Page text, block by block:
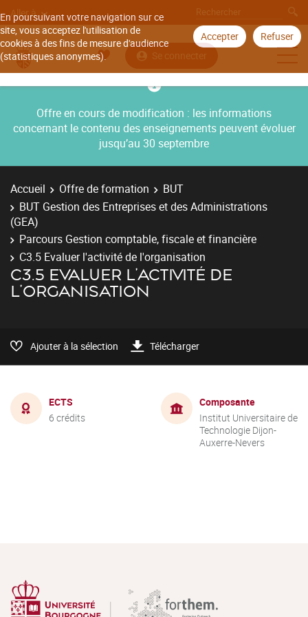
En poursuivant votre navigation sur ce
site, vous acceptez l'utilisation de
cookies à des fins de mesure d'audience
(statistiques anonymes).
Accepter Refuser
Aller à
Se connecter
Offre en cours de modification : les informations
concernant le contenu des enseignements peuvent évoluer
jusqu’au 30 septembre
Accueil Offre de formation
BUT
BUT Gestion des Entreprises et des Administrations
(GEA)
Parcours Gestion comptable, fiscale et financière
C3.5 Evaluer l'activité de l'organisation
C3.5 EVALUER L'ACTIVITÉ DE
L'ORGANISATION
Ajouter à la sélection Télécharger
ECTS
6 crédits
Composante
Institut Universitaire de
Technologie Dijon-
Auxerre-Nevers